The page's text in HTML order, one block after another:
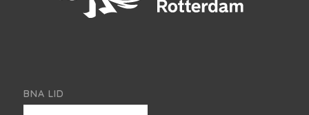
BNA LID